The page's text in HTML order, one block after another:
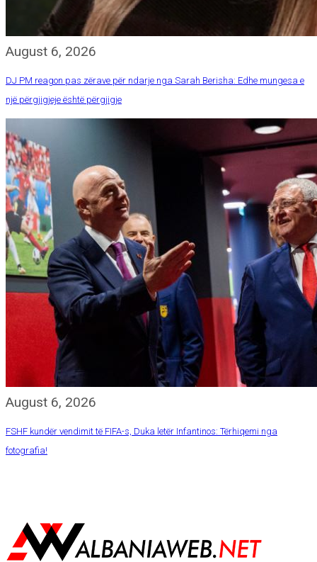
August 6, 2026
DJ PM reagon pas zërave për ndarje nga Sarah Berisha: Edhe mungesa e
një përgjigjeje është përgjigje
August 6, 2026
FSHF kundër vendimit të FIFA-s, Duka letër Infantinos: Tërhiqemi nga
fotografia!